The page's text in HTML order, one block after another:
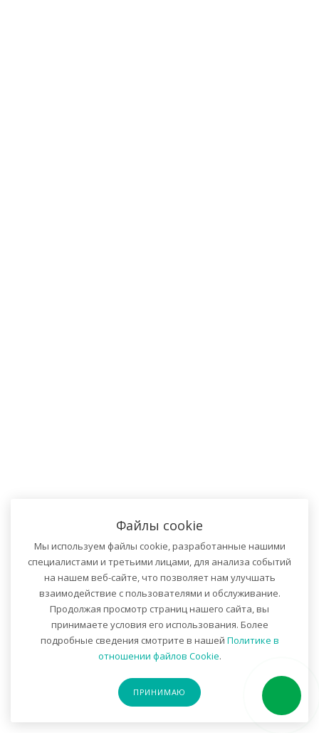
Файлы cookie
Мы используем файлы cookie, разработанные нашими
специалистами и третьими лицами, для анализа событий
на нашем веб-сайте, что позволяет нам улучшать
взаимодействие с пользователями и обслуживание.
Продолжая просмотр страниц нашего сайта, вы
принимаете условия его использования. Более
подробные сведения смотрите в нашей Политике в
отношении файлов Cookie.
ПРИНИМАЮ